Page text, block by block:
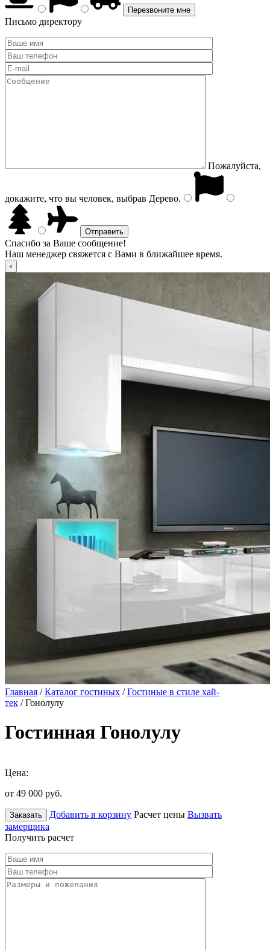
Письмо директору
Пожалуйста,
докажите, что вы человек, выбрав Дерево.
Спасибо за Ваше сообщение!
Наш менеджер свяжется с Вами в ближайшее время.
Главная /Каталог гостиных /Гостиные в стиле хай-
тек / Гонолулу
Гостинная Гонолулу
Цена:
от 49 000 руб.
Заказать Добавить в корзину Расчет цены Вызвать
замерщика
Получить расчет